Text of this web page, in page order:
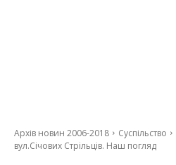
Архів новин 2006-2018 Суспільство
вул.Січових Стрільців. Наш погляд